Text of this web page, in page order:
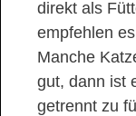
direkt als
empfehlen
Manche
gut, dann ist
getrennt zu